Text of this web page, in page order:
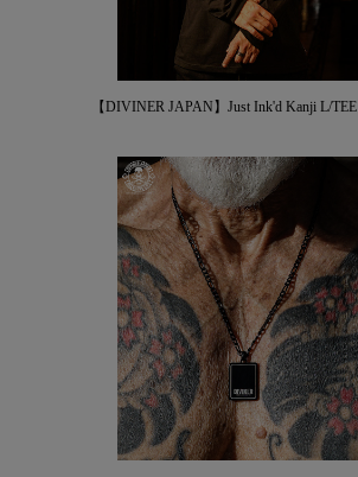
【DIVINER JAPAN】Just Ink'd Kanji L/TEE